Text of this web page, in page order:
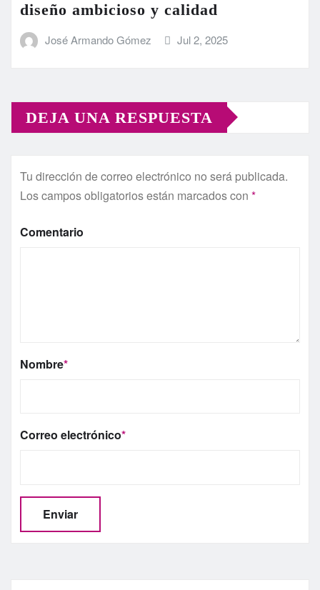
diseño ambicioso y calidad
José Armando Gómez Jul 2, 2025
DEJA UNA RESPUESTA
Tu dirección de correo electrónico no será publicada.
Los campos obligatorios están marcados con *
Comentario
Nombre*
Correo electrónico*